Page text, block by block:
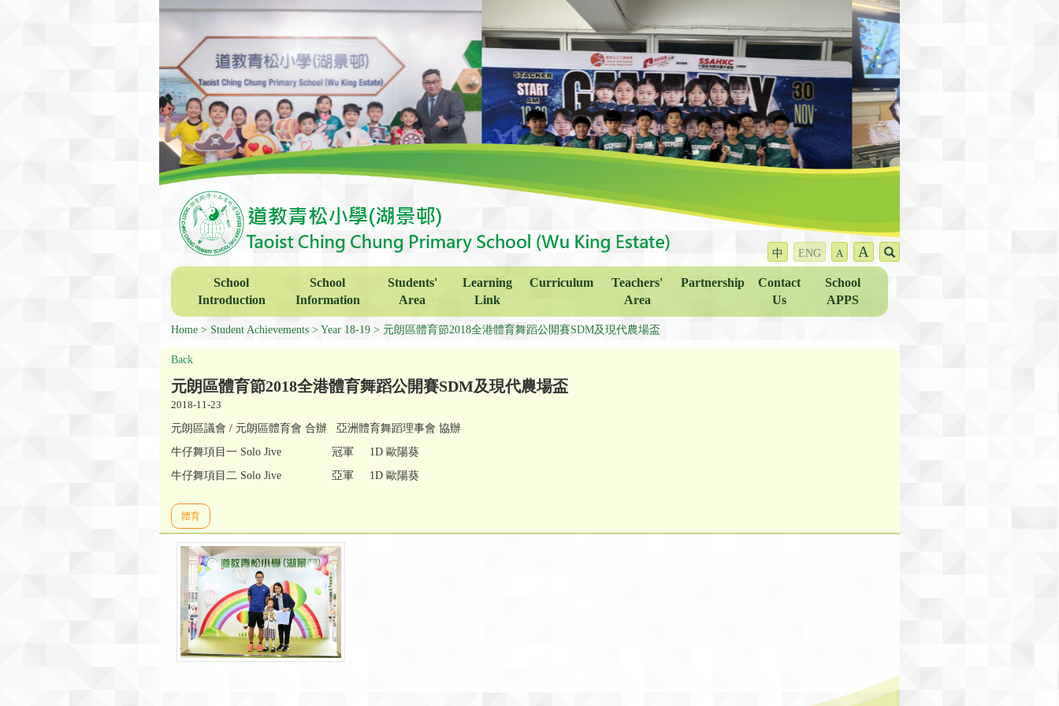
中 ENG A A
School
Introduction
School
Information
Students'
Area
Learning
Link
Curriculum
Teachers'
Area
Partnership
Contact
Us
School
APPS
Home Student Achievements Year 18-19 元朗區體育節2018全港體育舞蹈公開賽SDM及現代農場盃
Back
元朗區體育節2018全港體育舞蹈公開賽SDM及現代農場盃
2018-11-23
元朗區議會 / 元朗區體育會 合辦 亞洲體育舞蹈理事會 協辦
牛仔舞項目一 Solo Jive 冠軍 1D 歐陽葵
牛仔舞項目二 Solo Jive 亞軍 1D 歐陽葵
體育